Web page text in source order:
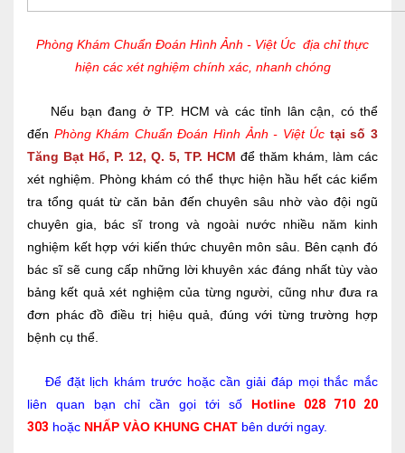
Phòng Khám Chuẩn Đoán Hình Ảnh - Việt Úc địa chỉ thực
hiện các xét nghiệm chính xác, nhanh chóng
Nếu bạn đang ở TP. HCM và các tỉnh lân cận, có thể
đến Phòng Khám Chuẩn Đoán Hình Ảnh - Việt Úc tại số 3
Tăng Bạt Hổ, P. 12, Q. 5, TP. HCM để thăm khám, làm các
xét nghiệm. Phòng khám có thể thực hiện hầu hết các kiểm
tra tổng quát từ căn bản đến chuyên sâu nhờ vào đội ngũ
chuyên gia, bác sĩ trong và ngoài nước nhiều năm kinh
nghiệm kết hợp với kiến thức chuyên môn sâu. Bên cạnh đó
bác sĩ sẽ cung cấp những lời khuyên xác đáng nhất tùy vào
bảng kết quả xét nghiệm của từng người, cũng như đưa ra
đơn phác đồ điều trị hiệu quả, đúng với từng trường hợp
bệnh cụ thể.
Để đặt lịch khám trước hoặc cần giải đáp mọi thắc mắc
liên quan bạn chỉ cần gọi tới số Hotline 028 710 20
303 hoặc NHẤP VÀO KHUNG CHAT bên dưới ngay.